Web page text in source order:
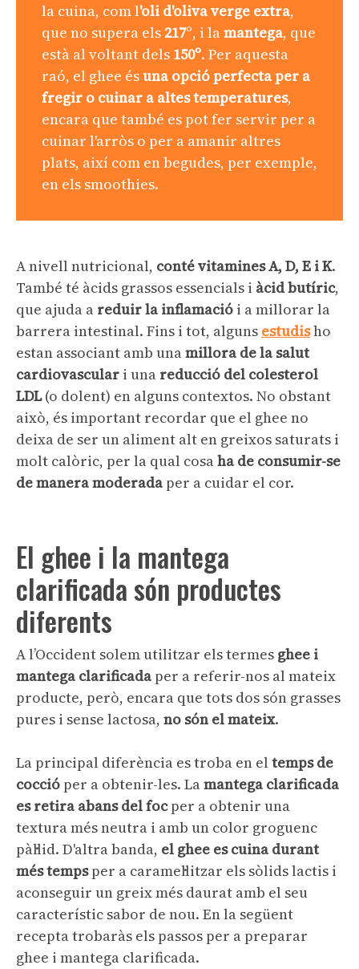
la cuina, com l'oli d'oliva verge extra,
que no supera els 217º, i lamantega, que
està al voltant dels 150º. Per aquesta
raó, el ghee ésuna opció perfecta per a
fregir o cuinar a altes temperatures,
encara que també es pot fer servir per a
cuinar l'arròs o per a amanir altres
plats, així com en begudes, per exemple,
en els smoothies.
A nivell nutricional, conté vitamines A, D, E i K.
També té àcids grassos essencials i àcid butíric,
que ajuda a reduir la inflamació i a millorar la
barrera intestinal. Fins i tot, alguns estudisho
estan associant amb unamillora de la salut
cardiovascular i una reducció del colesterol
LDL(o dolent) en alguns contextos. No obstant
això, és important recordar que el ghee no
deixa de ser un aliment alt en greixos saturats i
molt calòric, per la qual cosaha de consumir-se
de manera moderada per a cuidar el cor.
El ghee i la mantega
clarificada són productes
diferents
A l’Occident solem utilitzar els termes ghee i
mantega clarificada per a referir-nos al mateix
producte, però, encara que tots dos són grasses
pures i sense lactosa, no són el mateix.
La principal diferència es troba en el temps de
cocció per a obtenir-les. Lamantega clarificada
es retira abans del focper a obtenir una
textura més neutra i amb un color groguenc
pàl·lid. D'altra banda, el ghee es cuina durant
més tempsper a caramel·litzar els sòlids lactis i
aconseguir un greix més daurat amb el seu
característic sabor de nou. En la següent
recepta trobaràs els passos per a preparar
ghee i mantega clarificada.